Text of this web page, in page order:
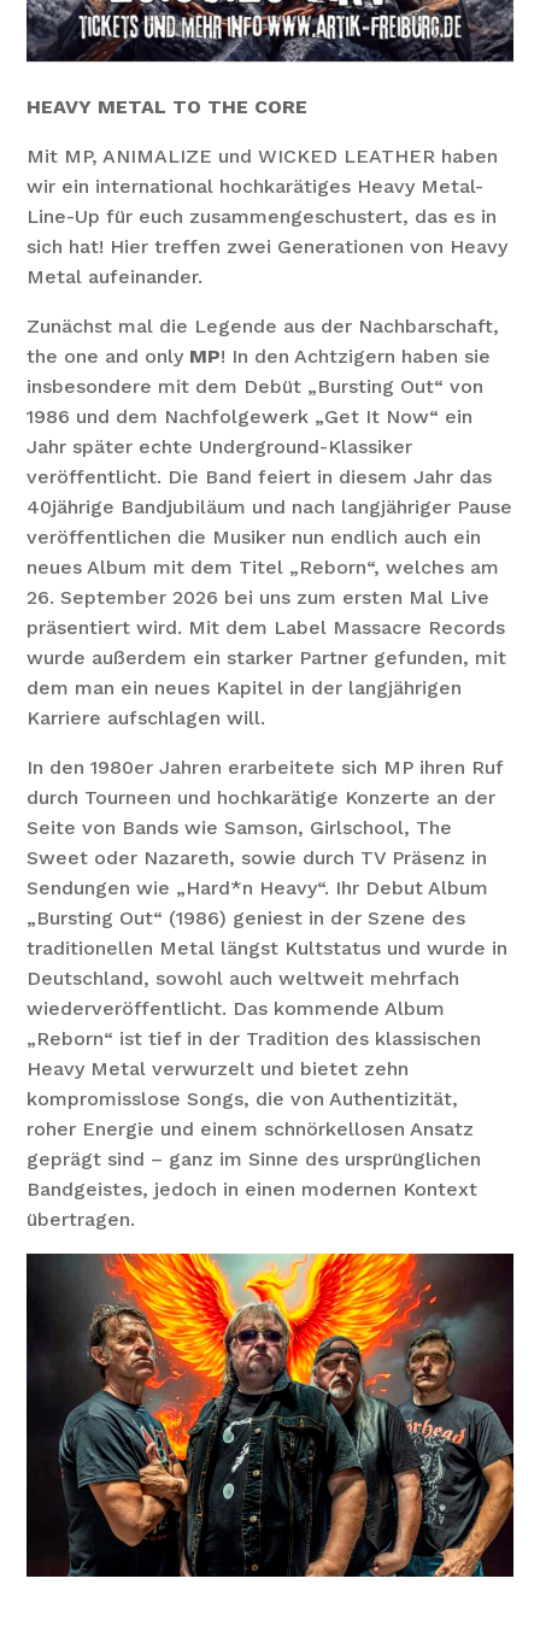
HEAVY METAL TO THE CORE
Mit MP, ANIMALIZE und WICKED LEATHER haben
wir ein international hochkarätiges Heavy Metal-
Line-Up für euch zusammengeschustert, das es in
sich hat! Hier treffen zwei Generationen von Heavy
Metal aufeinander.
Zunächst mal die Legende aus der Nachbarschaft,
the one and onlyMP! In den Achtzigern haben sie
insbesondere mit dem Debüt „Bursting Out“ von
1986 und dem Nachfolgewerk „Get It Now“ ein
Jahr später echte Underground-Klassiker
veröffentlicht. Die Band feiert in diesem Jahr das
40jährige Bandjubiläum und nach langjähriger Pause
veröffentlichen die Musiker nun endlich auch ein
neues Album mit dem Titel „Reborn“, welches am
26. September 2026 bei uns zum ersten Mal Live
präsentiert wird. Mit dem Label Massacre Records
wurde außerdem ein starker Partner gefunden, mit
dem man ein neues Kapitel in der langjährigen
Karriere aufschlagen will.
In den 1980er Jahren erarbeitete sich MP ihren Ruf
durch Tourneen und hochkarätige Konzerte an der
Seite von Bands wie Samson, Girlschool, The
Sweet oder Nazareth, sowie durch TV Präsenz in
Sendungen wie „Hard*n Heavy“. Ihr Debut Album
„Bursting Out“ (1986) geniest in der Szene des
traditionellen Metal längst Kultstatus und wurde in
Deutschland, sowohl auch weltweit mehrfach
wiederveröffentlicht. Das kommende Album
„Reborn“ ist tief in der Tradition des klassischen
Heavy Metal verwurzelt und bietet zehn
kompromisslose Songs, die von Authentizität,
roher Energie und einem schnörkellosen Ansatz
geprägt sind – ganz im Sinne des ursprünglichen
Bandgeistes, jedoch in einen modernen Kontext
übertragen.